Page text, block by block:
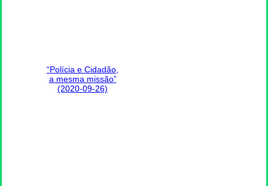
“Polícia e Cidadão,
a mesma missão”
(2020-09-26)